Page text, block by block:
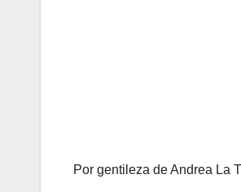
Por gentileza de Andrea La